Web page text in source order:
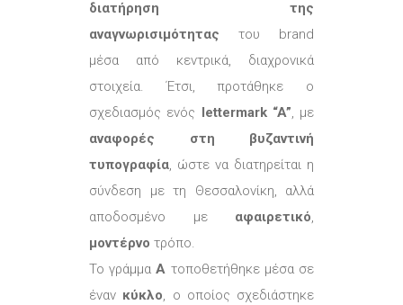
διατήρηση της
αναγνωρισιμότητας του brand
μέσα από κεντρικά, διαχρονικά
στοιχεία. Έτσι, προτάθηκε ο
σχεδιασμός ενός lettermark “A”, με
αναφορές στη βυζαντινή
τυπογραφία, ώστε να διατηρείται η
σύνδεση με τη Θεσσαλονίκη, αλλά
αποδοσμένο με αφαιρετικό,
μοντέρνο τρόπο.
Το γράμμαΑ τοποθετήθηκε μέσα σε
έναν κύκλο, ο οποίος σχεδιάστηκε